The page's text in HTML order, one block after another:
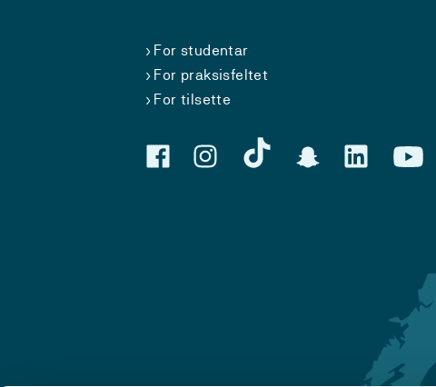
For studentar
For praksisfeltet
For tilsette